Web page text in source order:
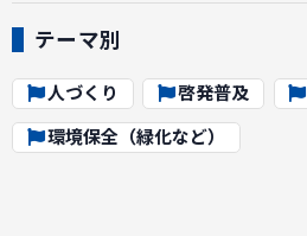
テーマ別
人づくり 啓発普及
環境保全（緑化など）